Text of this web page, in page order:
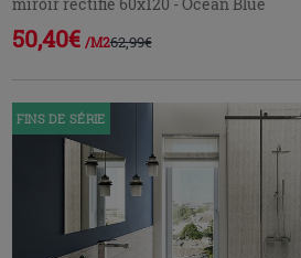
50,40€ /M262,99€
FINS DE SÉRIE